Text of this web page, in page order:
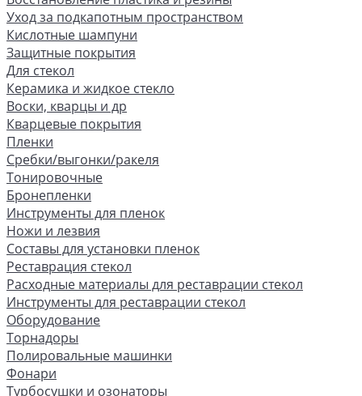
Уход за подкапотным пространством
Кислотные шампуни
Защитные покрытия
Для стекол
Керамика и жидкое стекло
Воски, кварцы и др
Кварцевые покрытия
Пленки
Сребки/выгонки/ракеля
Тонировочные
Бронепленки
Инструменты для пленок
Ножи и лезвия
Составы для установки пленок
Реставрация стекол
Расходные материалы для реставрации стекол
Инструменты для реставрации стекол
Оборудование
Торнадоры
Полировальные машинки
Фонари
Турбосушки и озонаторы